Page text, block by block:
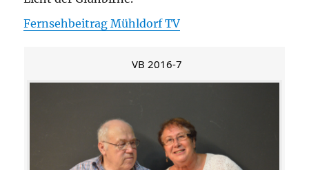
Fernsehbeitrag Mühldorf TV
VB 2016-7